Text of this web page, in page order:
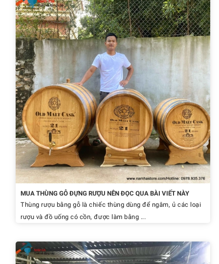
MUA THÙNG GỖ ĐỰNG RƯỢU NÊN ĐỌC QUA BÀI VIẾT NÀY
Thùng rượu bằng gỗ là chiếc thùng dùng để ngâm, ủ các loại
rượu và đồ uống có cồn, được làm bằng ...